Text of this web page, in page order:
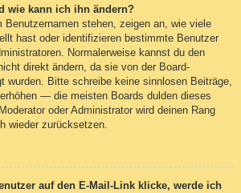
wie kann ich ihn ändern?
Benutzernamen stehen, zeigen an, wie viele
hast oder identifizieren bestimmte Benutzer
Normalerweise kannst du den
direkt ändern, da sie von der Board-
wurden. Bitte schreibe keine sinnlosen Beiträge,
— die meisten Boards dulden dieses
oder Administrator wird deinen Rang
wieder zurücksetzen.
auf den E-Mail-Link klicke, werde ich